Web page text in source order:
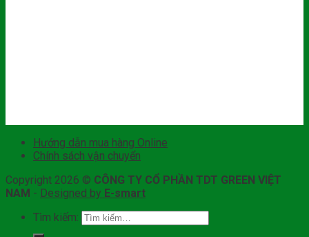
Hướng dẫn mua hàng Online
Chính sách vận chuyển
Copyright 2026 © CÔNG TY CỔ PHẦN TDT GREEN VIỆT
NAM - Designed by E-smart
Tìm kiếm: